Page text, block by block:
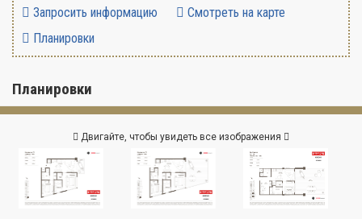
Запросить информацию
Смотреть на карте
Планировки
Планировки
Двигайте, чтобы увидеть все изображения